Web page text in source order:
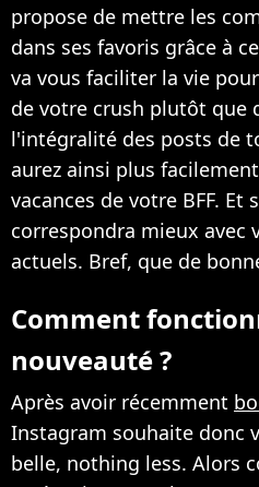
propose de mettre les
dans ses favoris grâce à
va vous faciliter la vie
de votre crush plutôt que
l'intégralité des posts de
aurez ainsi plus
vacances de votre BFF.
correspondra mieux avec
actuels. Bref, que de
Comment
nouveauté ?
Après avoir récemment
Instagram souhaite donc
belle, nothing less. Alors